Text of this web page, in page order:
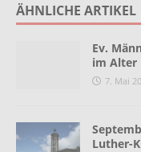
ÄHNLICHE ARTIKEL
Ev.
im Alter
7. Mai
Luther-